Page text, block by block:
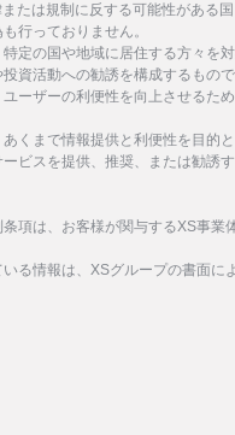
たは規制に反する可能性がある
行っておりません。
定の国や地域に居住する方々を
資活動への勧誘を構成するもので
ーザーの利便性を向上させるた
くまで情報提供と利便性を目的
ビスを提供、推奨、または勧誘
項は、お客様が関与するXS事業
る情報は、XSグループの書面に